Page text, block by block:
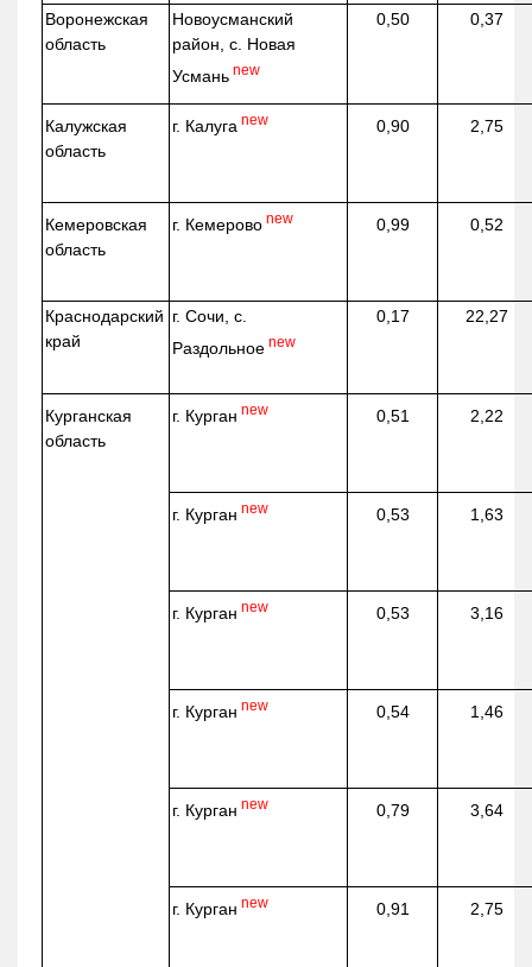
Воронежская
область
Новоусманский
район, с. Новая
Усмань new
0,50 0,37
Калужская
область
г. Калуга new 0,90 2,75
Кемеровская
область
г. Кемерово new 0,99 0,52
Краснодарский
край
г. Сочи, с.
Раздольное new
0,17 22,27
Курганская
область
г. Курган new 0,51 2,22
г. Курган new 0,53 1,63
г. Курган new 0,53 3,16
г. Курган new 0,54 1,46
г. Курган new 0,79 3,64
г. Курган new 0,91 2,75